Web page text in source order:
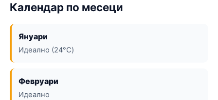
Календар по месеци
Януари
Идеално (24°C)
Февруари
Идеално